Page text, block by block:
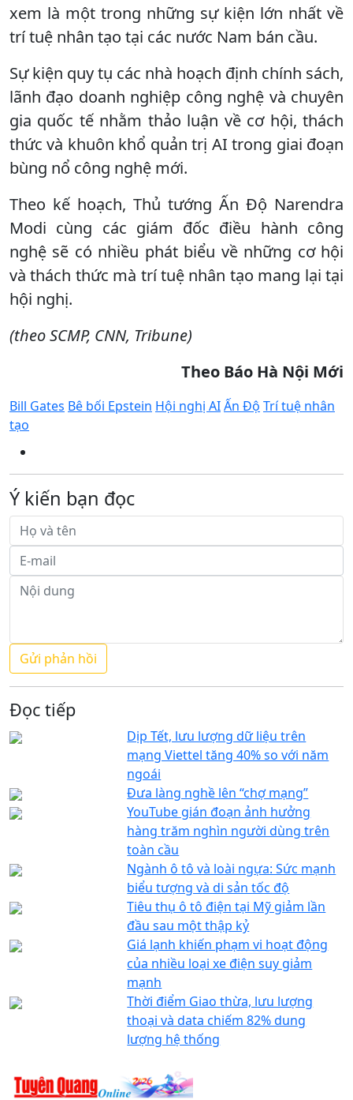
xem là một trong những sự kiện lớn nhất về
trí tuệ nhân tạo tại các nước Nam bán cầu.
Sự kiện quy tụ các nhà hoạch định chính sách,
lãnh đạo doanh nghiệp công nghệ và chuyên
gia quốc tế nhằm thảo luận về cơ hội, thách
thức và khuôn khổ quản trị AI trong giai đoạn
bùng nổ công nghệ mới.
Theo kế hoạch, Thủ tướng Ấn Độ Narendra
Modi cùng các giám đốc điều hành công
nghệ sẽ có nhiều phát biểu về những cơ hội
và thách thức mà trí tuệ nhân tạo mang lại tại
hội nghị.
(theo SCMP, CNN, Tribune)
Theo Báo Hà Nội Mới
Bill Gates Bê bối Epstein Hội nghị AIẤn Độ Trí tuệ nhân
tạo
Ý kiến bạn đọc
Đọc tiếp
Dịp Tết, lưu lượng dữ liệu trên
mạng Viettel tăng 40% so với năm
ngoái
Đưa làng nghề lên “chợ mạng”
YouTube gián đoạn ảnh hưởng
hàng trăm nghìn người dùng trên
toàn cầu
Ngành ô tô và loài ngựa: Sức mạnh
biểu tượng và di sản tốc độ
Tiêu thụ ô tô điện tại Mỹ giảm lần
đầu sau một thập kỷ
Giá lạnh khiến phạm vi hoạt động
của nhiều loại xe điện suy giảm
mạnh
Thời điểm Giao thừa, lưu lượng
thoại và data chiếm 82% dung
lượng hệ thống